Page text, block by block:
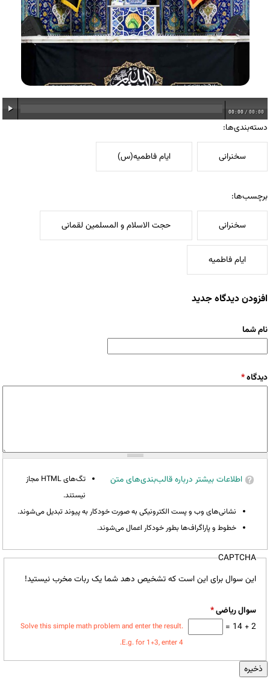
00:00 / 00:00
دسته‌بندی‌ها:
سخنرانی ایام فاطمیه(س)
برچسب‌ها:
سخنرانی حجت الاسلام و المسلمین لقمانی
ایام فاطمیه
افزودن دیدگاه جدید
نام شما
دیدگاه*
اطلاعات بیشتر درباره قالب‌بندی‌های متن
تگ‌های HTML مجاز
نیستند.
نشانی‌های وب و پست الکترونیکی به صورت خودکار به پیوند تبدیل می‌شوند.
خطوط و پاراگراف‌ها بطور خودکار اعمال می‌شوند.
CAPTCHA
این سوال برای این است که تشخیص دهد شما یک ربات مخرب نیستید!
سوال ریاضی*
2 + 14 =
Solve this simple math problem and enter the result.
E.g. for 1+3, enter 4.